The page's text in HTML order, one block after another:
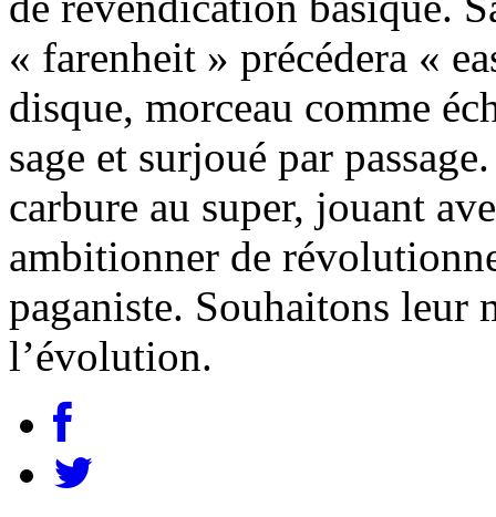
« farenheit » précédera «
disque, morceau comme
sage et surjoué par
carbure au super, jouant
ambitionner de
paganiste. Souhaitons leur
l’évolution.